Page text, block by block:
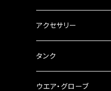
ステアリングダンパー
ブレーキ・クラッチレバー
スマホホルダー
ツールバッグ
サイドバッグ
サイドバッグサポート
アクセサリー
USB電源
電装系
タンク
タンク本体
ウエア・グローブ